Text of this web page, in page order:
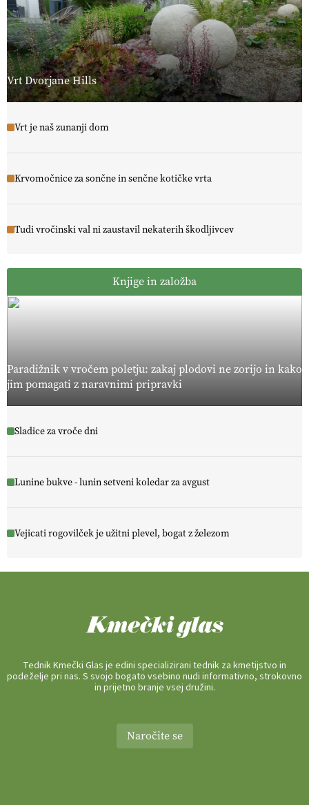
Vrt Dvorjane Hills
Vrt je naš zunanji dom
Krvomočnice za sončne in senčne kotičke vrta
Tudi vročinski val ni zaustavil nekaterih škodljivcev
Knjige in založba
Paradižnik v vročem poletju: zakaj plodovi ne zorijo in kako
jim pomagati z naravnimi pripravki
Sladice za vroče dni
Lunine bukve - lunin setveni koledar za avgust
Vejicati rogovilček je užitni plevel, bogat z železom
Tednik Kmečki Glas je edini specializirani tednik za kmetijstvo in
podeželje pri nas. S svojo bogato vsebino nudi informativno, strokovno
in prijetno branje vsej družini.
Naročite se